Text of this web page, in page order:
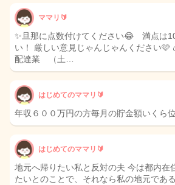
ママリ🔰
✨旦那に点数付けてください😂 満点は
い！ 厳しい意見じゃんじゃんください🩷
配達業 （土…
はじめてのママリ🔰
年収６００万円の方毎月の貯金額いくら
はじめてのママリ🔰
地元へ帰りたい私と反対の夫 今は都内在
たいとのことで、それなら私の地元であ